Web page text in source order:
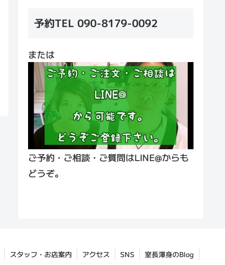
予約TEL 090-8179-0092
または
ご予約・ご相談・ご質問はLINE@からも
どうぞ。
スタッフ・お店案内 アクセス SNS 室長渾身のBlog